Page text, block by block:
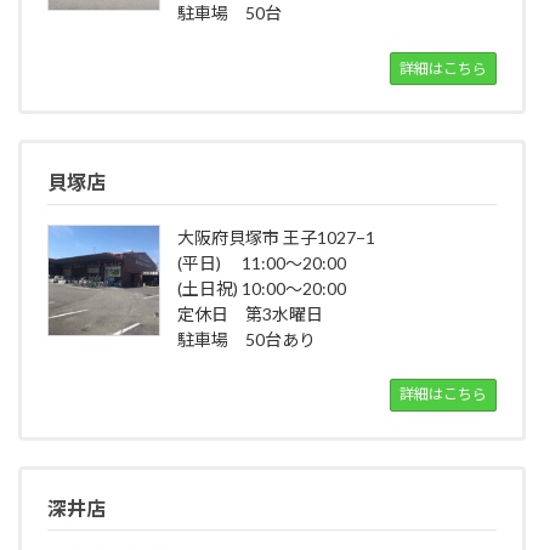
駐車場 50台
詳細はこちら
貝塚店
大阪府貝塚市 王子1027−1
(平日) 11:00～20:00
(土日祝) 10:00～20:00
定休日 第3水曜日
駐車場 50台あり
詳細はこちら
深井店